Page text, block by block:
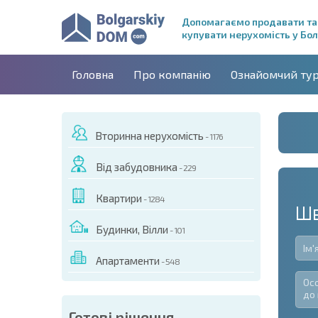
Допомагаємо продавати та
купувати нерухомість у
Головна Про компанію Ознайомчий тур
Вторинна нерухомість - 1176
Від забудовника - 229
Квартири - 1284
Будинки, Вілли - 101
Апартаменти - 548